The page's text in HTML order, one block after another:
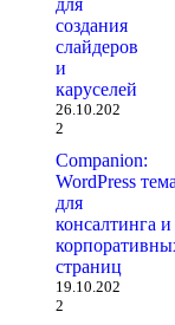
для
создания
слайдеров
и
каруселей
26.10.202
2
Companion:
WordPress
для
консалтинга и
страниц
19.10.202
2